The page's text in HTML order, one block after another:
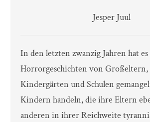
Jesper Juul
In den letzten zwanzig Jahren hat
Horrorgeschichten von Großeltern,
Kindergärten und Schulen
Kindern handeln, die ihre Eltern
anderen in ihrer Reichweite